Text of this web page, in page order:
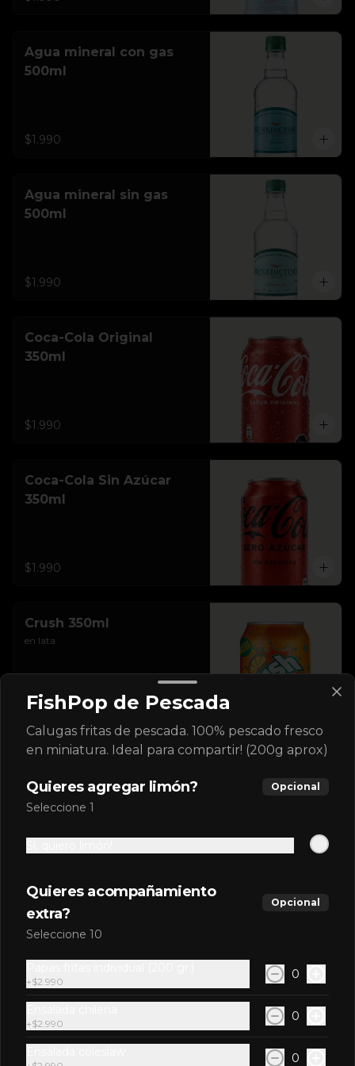
Agua mineral con gas
500ml
$1.990
Agua mineral sin gas
500ml
$1.990
Coca-Cola Original
350ml
$1.990
Coca-Cola Sin Azúcar
350ml
$1.990
Crush 350ml
en lata
$1.990
$1.990
Pepsi 350ml
FishPop de Pescada
Calugas fritas de pescada. 100% pescado fresco
en miniatura. Ideal para compartir! (200g aprox)
Quieres agregar limón? Opcional
Seleccione 1
Quieres acompañamiento
extra?
Opcional
Seleccione 10
+$2.990
0
+$2.990
0
0